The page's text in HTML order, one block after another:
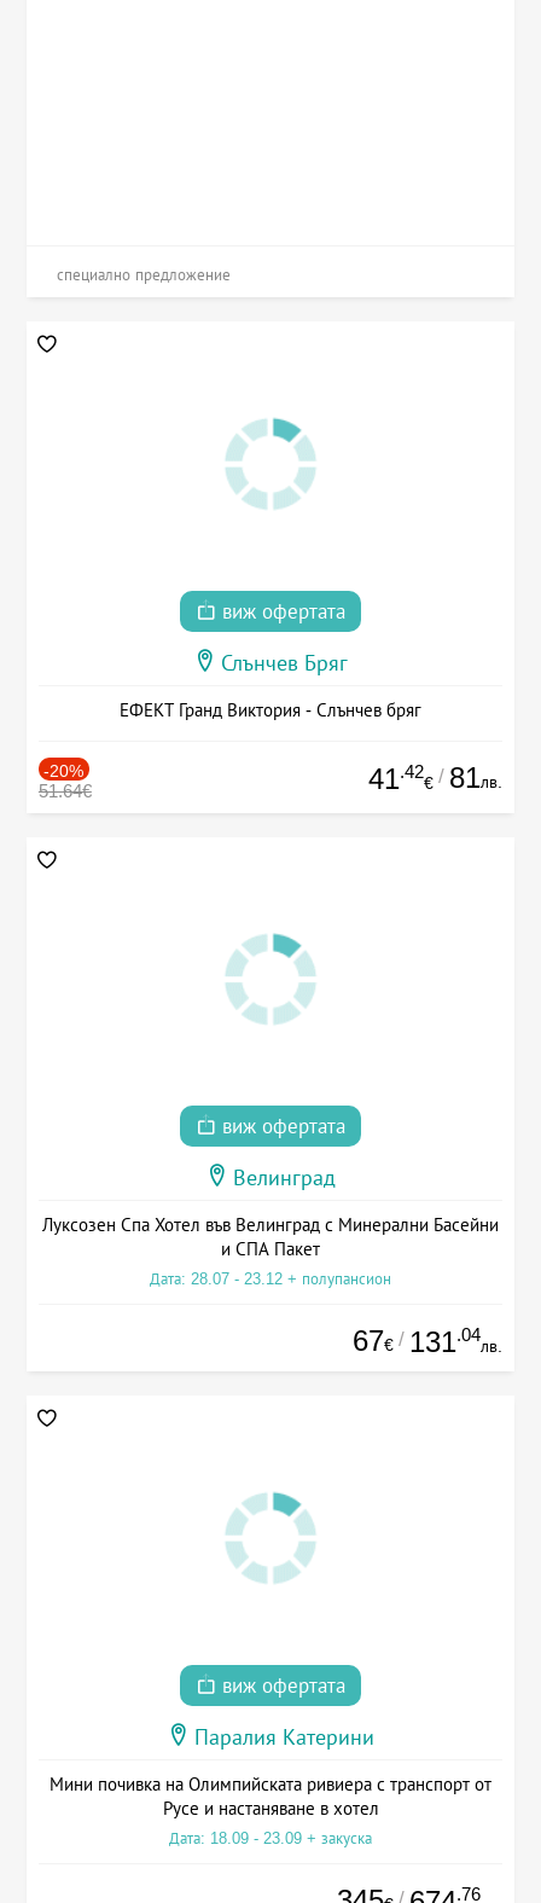
специално предложение
виж офертата
Слънчев Бряг
ЕФЕКТ Гранд Виктория - Слънчев бряг
-20%
51.64€ 41.42
€ / 81лв.
виж офертата
Велинград
Луксозен Спа Хотел във Велинград с Минерални Басейни
и СПА Пакет
Дата: 28.07 - 23.12 + полупансион
67€ / 131.04
лв.
виж офертата
Паралия Катерини
Мини почивка на Олимпийската ривиера с транспорт от
Русе и настаняване в хотел
Дата: 18.09 - 23.09 + закуска
.76